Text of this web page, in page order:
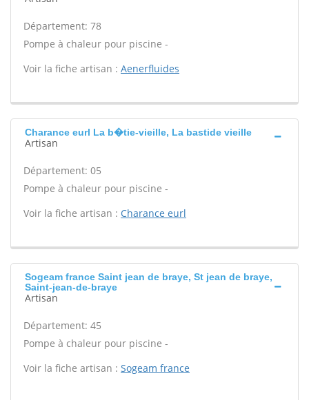
Département: 78
Pompe à chaleur pour piscine -
Voir la fiche artisan : Aenerfluides
Charance eurl La b�tie-vieille, La bastide vieille
Artisan
Département: 05
Pompe à chaleur pour piscine -
Voir la fiche artisan : Charance eurl
Sogeam france Saint jean de braye, St jean de braye,
Saint-jean-de-braye
Artisan
Département: 45
Pompe à chaleur pour piscine -
Voir la fiche artisan : Sogeam france